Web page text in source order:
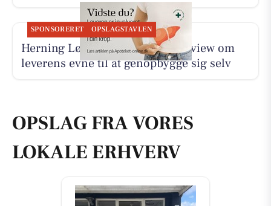
SPONSORERET OPSLAGSTAVLEN
Herning Løve Apotek deler interview om
leverens evne til at genopbygge sig selv
OPSLAG FRA VORES
LOKALE ERHVERV